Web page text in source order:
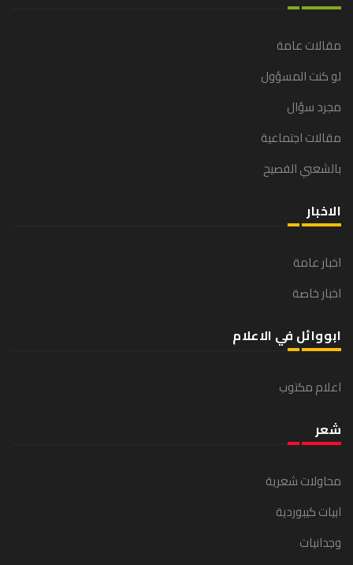
مقالات عامة
لو كنت المسؤول
مجرد سؤال
مقالات اجتماعية
بالشعبي الفصيح
الاخبار
اخبار عامة
اخبار خاصة
ابووائل في الاعلام
اعلام مكتوب
شعر
محاولات شعرية
ابيات كيبوردية
وجدانيات